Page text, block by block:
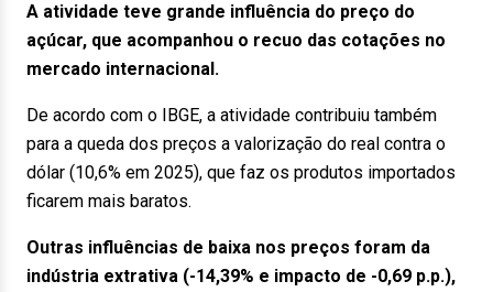
A atividade teve grande influência do preço do
açúcar, que acompanhou o recuo das cotações no
mercado internacional.
De acordo com o IBGE, a atividade contribuiu também
para a queda dos preços a valorização do real contra o
dólar (10,6% em 2025), que faz os produtos importados
ficarem mais baratos.
Outras influências de baixa nos preços foram da
indústria extrativa (-14,39% e impacto de -0,69 p.p.),